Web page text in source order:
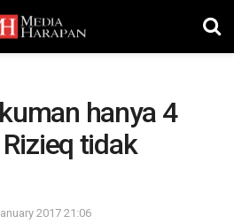
hanya 4
tidak
2017 21:06